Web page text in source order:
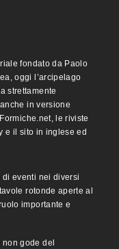
fondato da Paolo
oggi l’arcipelago
strettamente
in versione
le riviste
e il sito in inglese ed
di eventi nei diversi
rotonde aperte al
importante e
gode del